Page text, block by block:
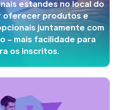
estandes no local do
oferecer produtos e
juntamente com
- mais facilidade para
os inscritos.